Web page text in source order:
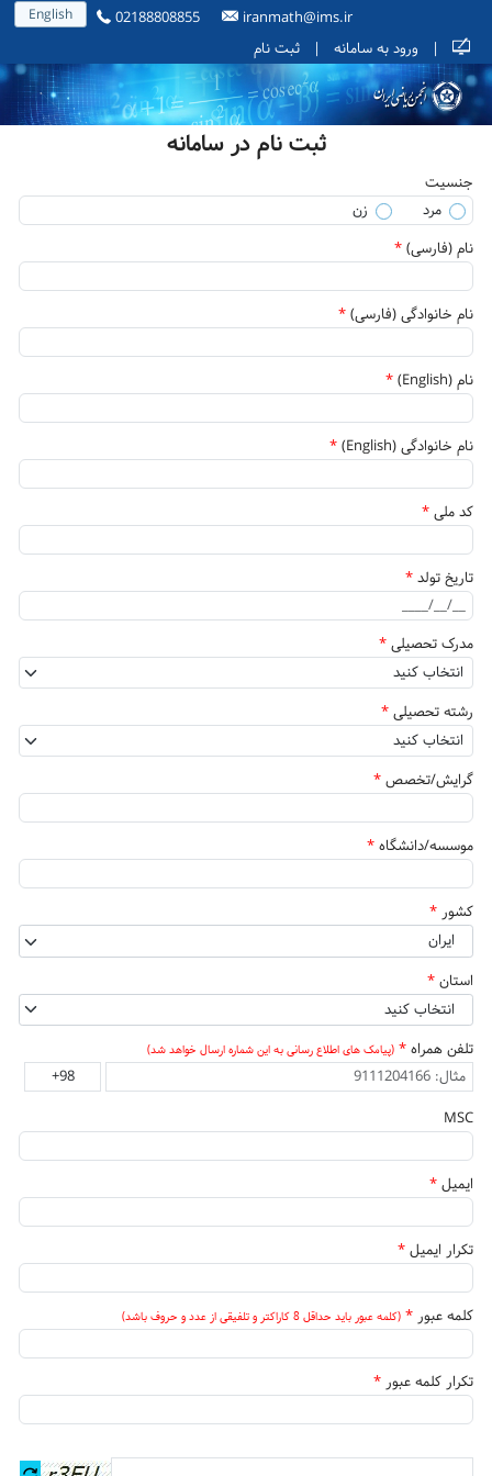
English 02188808855
iranmath@ims.ir
|
ورود به سامانه | ثبت نام
ثبت نام در سامانه
جنسیت
مرد
زن
نام (فارسی) *
نام خانوادگی (فارسی) *
نام (English) *
نام خانوادگی (English) *
کد ملی *
تاریخ تولد *
مدرک تحصیلی *
رشته تحصیلی *
گرایش/تخصص *
موسسه/دانشگاه *
کشور *
ایران
استان *
انتخاب کنید
تلفن همراه * (پیامک های اطلاع رسانی به این شماره ارسال خواهد شد)
MSC
ایمیل *
تکرار ایمیل *
کلمه عبور * (کلمه عبور باید حداقل 8 کاراکتر و تلفیقی از عدد و حروف باشد)
تکرار کلمه عبور *